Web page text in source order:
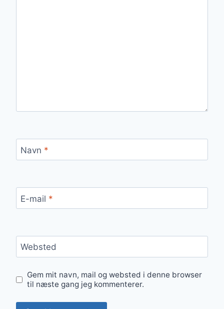
Navn *
E-mail *
Websted
Gem mit navn, mail og websted i denne browser
til næste gang jeg kommenterer.